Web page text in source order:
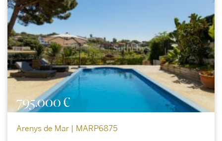
795.000 €
Arenys de Mar | MARP6875